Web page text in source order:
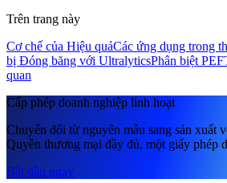
Trên trang này
Cơ chế của Hiệu quảCác ứng dụng trong
bị Đóng băng với UltralyticsPhân biệt
quan
Cấp phép doanh nghiệp linh hoạt
Chuyển đổi từ nguyên mẫu sang sản xuất
Quyền thương mại đầy đủ, một giấy phép
Bắt đầu ngay